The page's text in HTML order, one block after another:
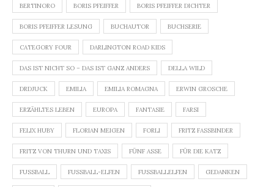
BERTINORO BORIS PFEIFFER BORIS PFEIFFER DICHTER
BORIS PFEIFFER LESUNG BUCHAUTOR BUCHSERIE
CATEGORY FOUR DARLINGTON ROAD KIDS
DAS IST NICHT SO – DAS IST GANZ ANDERS DELLA WILD
DRDJUCK EMILIA EMILIA ROMAGNA ERWIN GROSCHE
ERZÄHLTES LEBEN EUROPA FANTASIE FARSI
FELIX HUBY FLORIAN MEIGEN FORLI FRITZ FASSBINDER
FRITZ VON THURN UND TAXIS FÜNF ASSE FÜR DIE KATZ
FUSSBALL FUSSBALL-ELFEN FUSSBALLELFEN GEDANKEN